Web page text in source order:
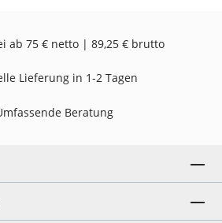
ab 75 € netto | 89,25 € brutto
Lieferung in 1-2 Tagen
Beratung